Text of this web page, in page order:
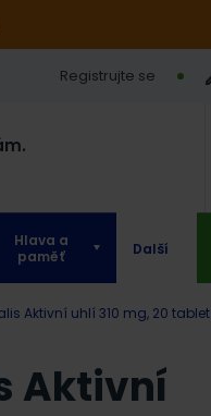
Registrujte se
Hlava a
paměť
Další
Aktivní uhlí 310 mg, 20 tablet
Aktivní